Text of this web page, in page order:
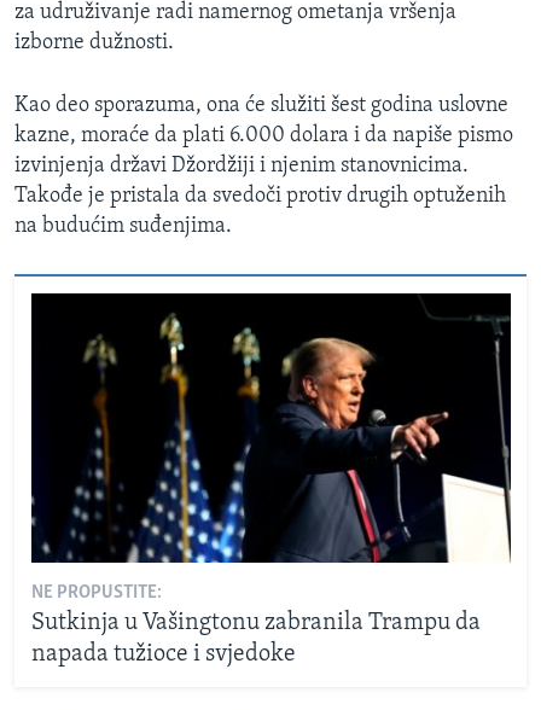
za udruživanje radi namernog ometanja vršenja
izborne dužnosti.
Kao deo sporazuma, ona će služiti šest godina uslovne
kazne, moraće da plati 6.000 dolara i da napiše pismo
izvinjenja državi Džordžiji i njenim stanovnicima.
Takođe je pristala da svedoči protiv drugih optuženih
na budućim suđenjima.
NE PROPUSTITE:
Sutkinja u Vašingtonu zabranila Trampu da
napada tužioce i svjedoke